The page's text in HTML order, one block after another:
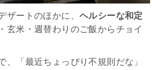
ザートのほかに、 ヘルシーな和定
玄米・週替わりのご飯からチョイ
、「最近ちょっぴり不規則だな」